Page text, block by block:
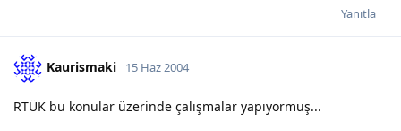
Yanıtla
Kaurismaki 15 Haz 2004
RTÜK bu konular üzerinde çalışmalar yapıyormuş...